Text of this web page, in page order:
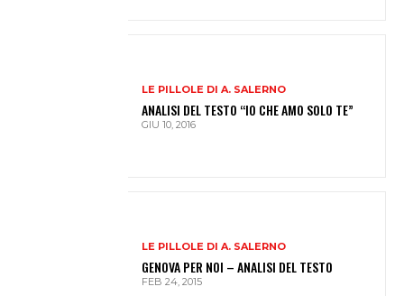
LE PILLOLE DI A. SALERNO
ANALISI DEL TESTO “IO CHE AMO SOLO TE”
GIU 10, 2016
LE PILLOLE DI A. SALERNO
GENOVA PER NOI – ANALISI DEL TESTO
FEB 24, 2015